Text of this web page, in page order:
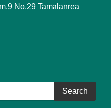
No.29 Tamalanrea